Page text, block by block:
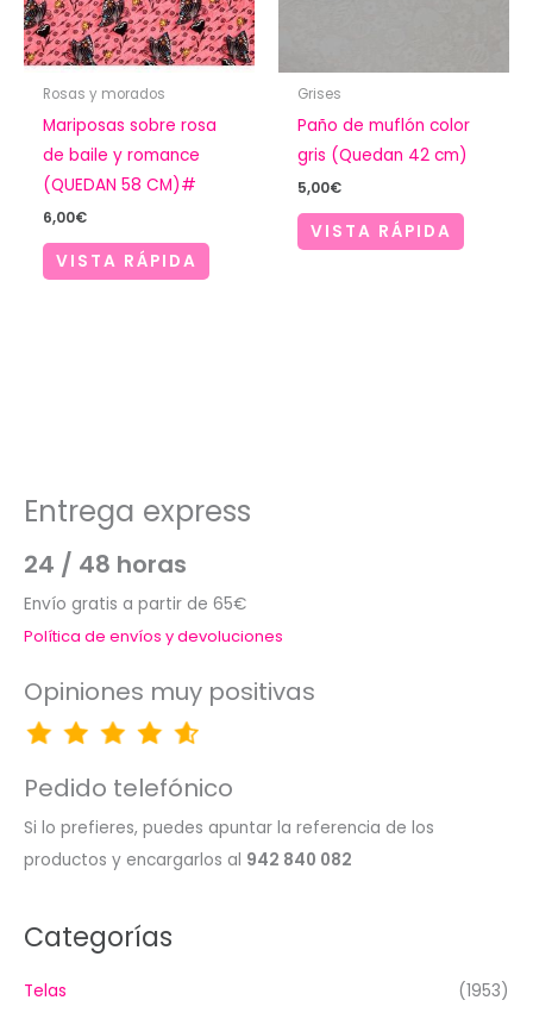
Rosas y morados
Mariposas sobre rosa
de baile y romance
(QUEDAN 58 CM)#
6,00€
VISTA RÁPIDA
Grises
Paño de muflón color
gris (Quedan 42 cm)
5,00€
VISTA RÁPIDA
Entrega express
24 / 48 horas
Envío gratis a partir de 65€
Política de envíos y devoluciones
Opiniones muy positivas
Pedido telefónico
Si lo prefieres, puedes apuntar la referencia de los
productos y encargarlos al 942 840 082
Categorías
Telas
(1953)